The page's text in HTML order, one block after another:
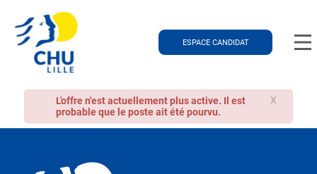
ESPACE CANDIDAT
X
L'offre n'est actuellement plus active. Il est
probable que le poste ait été pourvu.